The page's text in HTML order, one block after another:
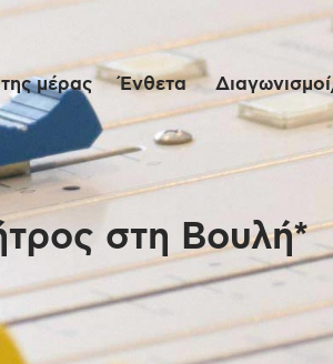
μέρας Ένθετα
στη Βουλή*
της
Live